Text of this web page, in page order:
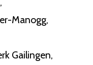
Manogg,
Gailingen,